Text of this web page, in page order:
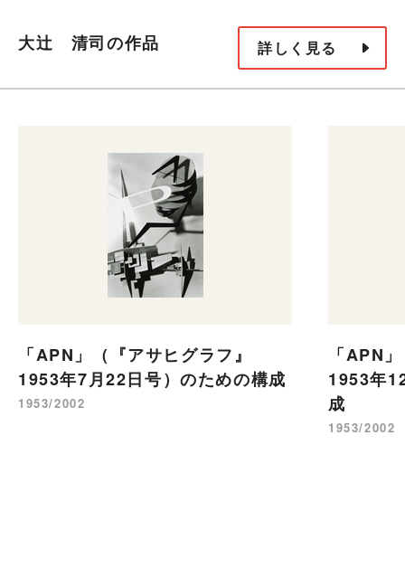
大辻 清司の作品 詳しく見る
「APN」（『アサヒグラフ』
1953年7月22日号）のための構成
1953/2002
「APN
1953年
成
1953/2002